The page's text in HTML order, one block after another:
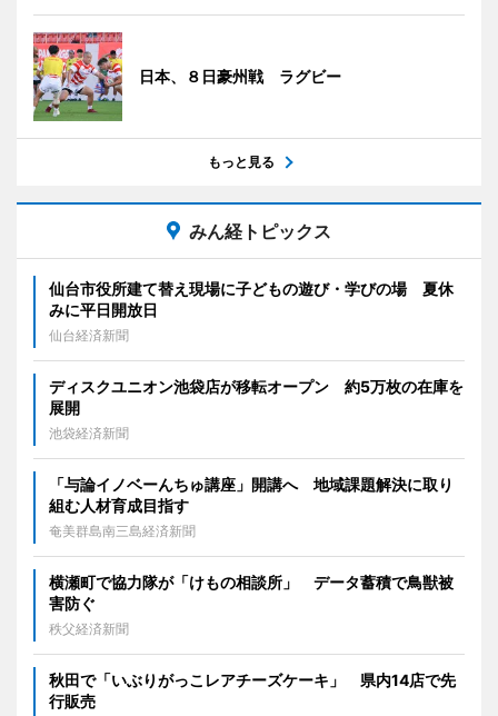
日本、８日豪州戦 ラグビー
もっと見る
みん経トピックス
仙台市役所建て替え現場に子どもの遊び・学びの場 夏休
みに平日開放日
仙台経済新聞
ディスクユニオン池袋店が移転オープン 約5万枚の在庫を
展開
池袋経済新聞
「与論イノベーんちゅ講座」開講へ 地域課題解決に取り
組む人材育成目指す
奄美群島南三島経済新聞
横瀬町で協力隊が「けもの相談所」 データ蓄積で鳥獣被
害防ぐ
秩父経済新聞
秋田で「いぶりがっこレアチーズケーキ」 県内14店で先
行販売